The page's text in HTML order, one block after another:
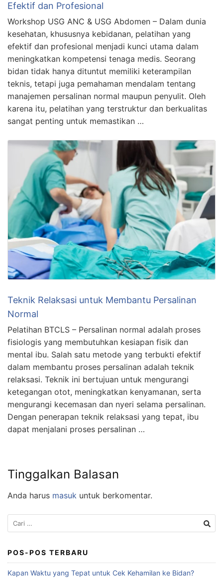
Efektif dan Profesional
Workshop USG ANC & USG Abdomen – Dalam dunia
kesehatan, khususnya kebidanan, pelatihan yang
efektif dan profesional menjadi kunci utama dalam
meningkatkan kompetensi tenaga medis. Seorang
bidan tidak hanya dituntut memiliki keterampilan
teknis, tetapi juga pemahaman mendalam tentang
manajemen persalinan normal maupun penyulit. Oleh
karena itu, pelatihan yang terstruktur dan berkualitas
sangat penting untuk memastikan …
Teknik Relaksasi untuk Membantu Persalinan
Normal
Pelatihan BTCLS – Persalinan normal adalah proses
fisiologis yang membutuhkan kesiapan fisik dan
mental ibu. Salah satu metode yang terbukti efektif
dalam membantu proses persalinan adalah teknik
relaksasi. Teknik ini bertujuan untuk mengurangi
ketegangan otot, meningkatkan kenyamanan, serta
mengurangi kecemasan dan nyeri selama persalinan.
Dengan penerapan teknik relaksasi yang tepat, ibu
dapat menjalani proses persalinan …
Tinggalkan Balasan
Anda harus masuk untuk berkomentar.
POS-POS TERBARU
Kapan Waktu yang Tepat untuk Cek Kehamilan ke Bidan?